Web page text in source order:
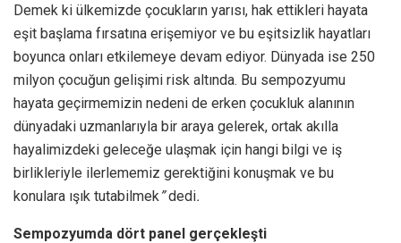
Demek ki ülkemizde çocukların yarısı, hak ettikleri hayata
eşit başlama fırsatına erişemiyor ve bu eşitsizlik hayatları
boyunca onları etkilemeye devam ediyor. Dünyada ise 250
milyon çocuğun gelişimi risk altında. Bu sempozyumu
hayata geçirmemizin nedeni de erken çocukluk alanının
dünyadaki uzmanlarıyla bir araya gelerek, ortak akılla
hayalimizdeki geleceğe ulaşmak için hangi bilgi ve iş
birlikleriyle ilerlememiz gerektiğini konuşmak ve bu
konulara ışık tutabilmek ” dedi.
Sempozyumda dört panel gerçekleşti